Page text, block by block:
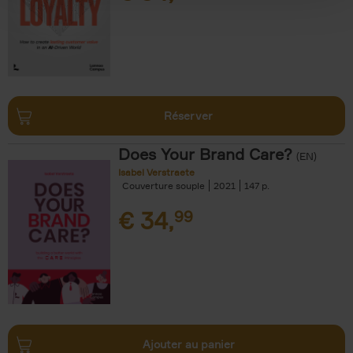
Réserver
Does Your Brand Care? (EN)
Isabel Verstraete
Couverture souple
2021 147
€ 34,99
Ajouter au panier